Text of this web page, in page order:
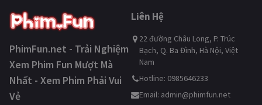
PhimFun.net - Trải Nghiệm
Xem Phim Fun Mượt Mà
Nhất - Xem Phim Phải Vui
Vẻ
Liên Hệ
22 đường Châu Long, P. Trúc
Bạch, Q. Ba Đình, Hà Nội, Việt
Nam
Hotline: 0985646233
Email: admin@phimfun.net